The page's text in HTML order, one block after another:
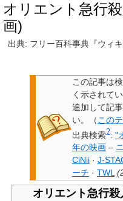
オリエント急行
画)
出典: フリー百科事典『ウィ
この記事は
く示されて
追加して記
い。
（ この
出典検索?: "
年の映画–
CiNii · J-
ーチ · TWL (
オリエント急行殺